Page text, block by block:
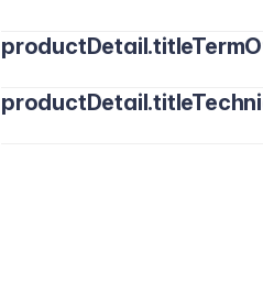
Aplică de două ori pe zi,